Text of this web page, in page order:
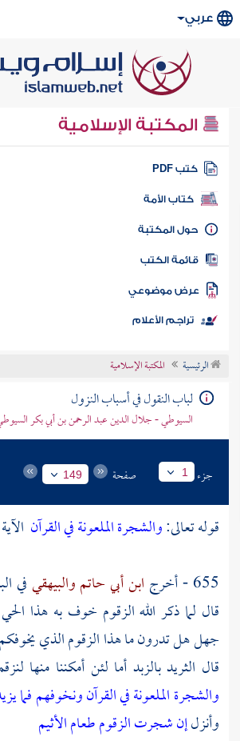
عربي
المكتبة الإسلامية
كتب PDF
كتاب الأمة
المكتبة
الكتب
موضوعي
تراجم الأعلام
الرئيسية المكتبة الإسلامية
لباب النقول في أسباب النزول
السيوطي - جلال الدين عبد الرحمن بن أبي بكر
جزء 1 صفحة 149
قوله تعالى:والشجرة الملعونة في القرآن الآية
655 - أخرج
ابن أبي حاتموالبيهقيفي
قال لما ذكر الله الزقوم خوف به هذا
جهلهل تدرون ما هذا الزقوم الذي
قال الثريد بالزبد أما لئن أمكننا منها
والشجرة الملعونة في القرآن ونخوفهم فما
وأنزلإن شجرت الزقومطعام الأثيم